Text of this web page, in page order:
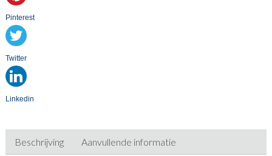
Pinterest
Twitter
Linkedin
Beschrijving Aanvullende informatie